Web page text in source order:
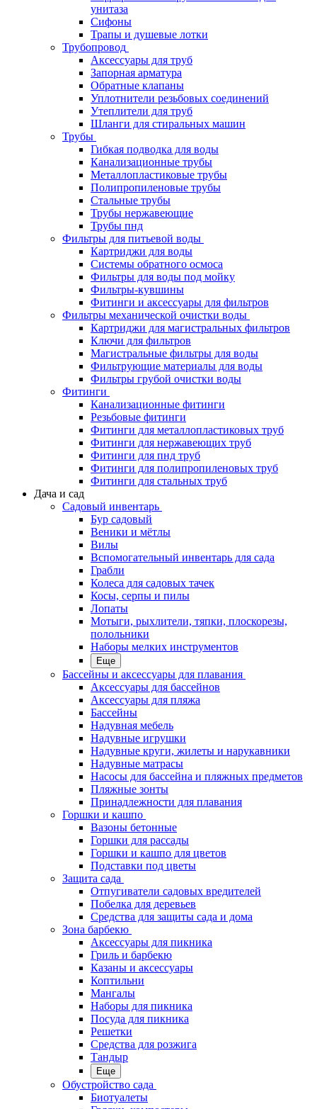
унитаза
Сифоны
Трапы и душевые лотки
Трубопровод
Аксессуары для труб
Запорная арматура
Обратные клапаны
Уплотнители резьбовых соединений
Утеплители для труб
Шланги для стиральных машин
Трубы
Гибкая подводка для воды
Канализационные трубы
Металлопластиковые трубы
Полипропиленовые трубы
Стальные трубы
Трубы нержавеющие
Трубы пнд
Фильтры для питьевой воды
Картриджи для воды
Системы обратного осмоса
Фильтры для воды под мойку
Фильтры-кувшины
Фитинги и аксессуары для фильтров
Фильтры механической очистки воды
Картриджи для магистральных фильтров
Ключи для фильтров
Магистральные фильтры для воды
Фильтрующие материалы для воды
Фильтры грубой очистки воды
Фитинги
Канализационные фитинги
Резьбовые фитинги
Фитинги для металлопластиковых труб
Фитинги для нержавеющих труб
Фитинги для пнд труб
Фитинги для полипропиленовых труб
Фитинги для стальных труб
Дача и сад
Садовый инвентарь
Бур садовый
Веники и мётлы
Вилы
Вспомогательный инвентарь для сада
Грабли
Колеса для садовых тачек
Косы, серпы и пилы
Лопаты
Мотыги, рыхлители, тяпки, плоскорезы,
полольники
Наборы мелких инструментов
Еще
Бассейны и аксессуары для плавания
Аксессуары для бассейнов
Аксессуары для пляжа
Бассейны
Надувная мебель
Надувные игрушки
Надувные круги, жилеты и нарукавники
Надувные матрасы
Насосы для бассейна и пляжных предметов
Пляжные зонты
Принадлежности для плавания
Горшки и кашпо
Вазоны бетонные
Горшки для рассады
Горшки и кашпо для цветов
Подставки под цветы
Защита сада
Отпугиватели садовых вредителей
Побелка для деревьев
Средства для защиты сада и дома
Зона барбекю
Аксессуары для пикника
Гриль и барбекю
Казаны и аксессуары
Коптильни
Мангалы
Наборы для пикника
Посуда для пикника
Решетки
Средства для розжига
Тандыр
Еще
Обустройство сада
Биотуалеты